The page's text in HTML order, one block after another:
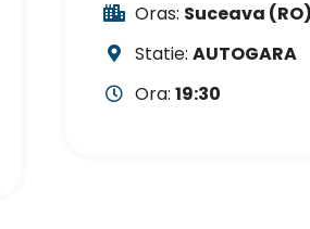
Oras: Suceava
Statie:AUTOGARA
Ora:19:30